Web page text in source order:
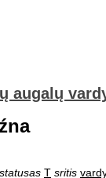
augalų
statusas T sritis